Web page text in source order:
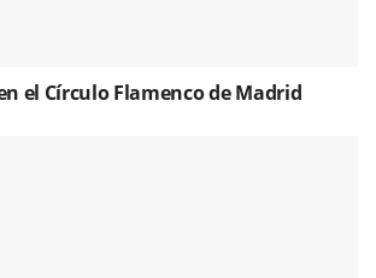
el Círculo Flamenco de Madrid